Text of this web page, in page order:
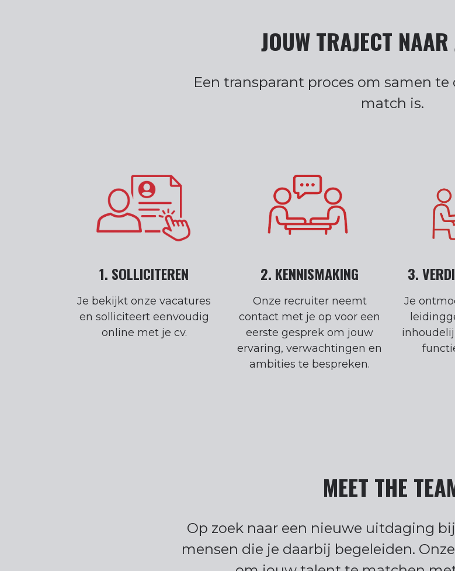
JOUW TRAJECT
Een transparant proces om samen
match is.
1. SOLLICITEREN
Je bekijkt onze vacatures
en solliciteert eenvoudig
online met je cv.
2. KENNISMAKING
Onze recruiter neemt
contact met je op voor een
eerste gesprek om jouw
ervaring, verwachtingen en
ambities te bespreken.
3.
Je
MEET THE
Op zoek naar een nieuwe uitdaging
mensen die je daarbij begeleiden.